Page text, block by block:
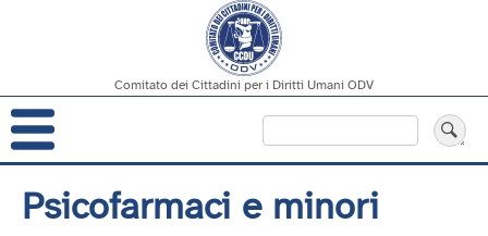
Comitato dei Cittadini per i Diritti Umani ODV
Navigazione
principale
Psicofarmaci e minori